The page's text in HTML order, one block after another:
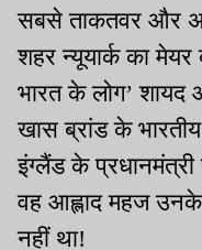
सबसे ताकतवर और
शहर न्यूयार्क का
भारत के लोग’ शायद
खास ब्रांड के
इंग्लैंड के
वह आह्लाद महज उनके
नहीं था!